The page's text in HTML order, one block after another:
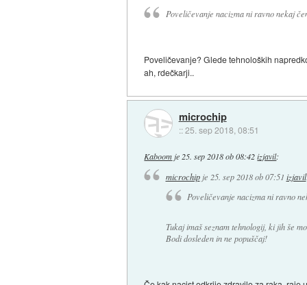
Poveličevanje nacizma ni ravno nekaj
Poveličevanje? Glede tehnoloških
ah, rdečkarji..
microchip
::25. sep 2018, 08:51
Kaboom je 25. sep 2018 ob 08:42 izjavil:
microchipje 25. sep 2018 ob 07:51 izjavil
Poveličevanje nacizma ni ravno
Tukaj imaš seznam tehnologij, ki jih še
Bodi dosleden in ne popuščaj!